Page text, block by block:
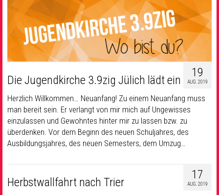
19
AUG. 2019
Die Jugendkirche 3.9zig Jülich lädt ein
Herzlich Willkommen… Neuanfang! Zu einem Neuanfang muss
man bereit sein. Er verlangt von mir mich auf Ungewisses
einzulassen und Gewohntes hinter mir zu lassen bzw. zu
überdenken. Vor dem Beginn des neuen Schuljahres, des
Ausbildungsjahres, des neuen Semesters, dem Umzug…
17
AUG. 2019
Herbstwallfahrt nach Trier